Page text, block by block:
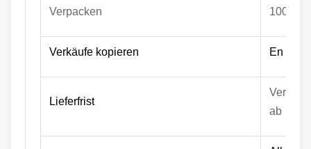
Verpacken 100
Verkäufe kopieren En
Lieferfrist
ab